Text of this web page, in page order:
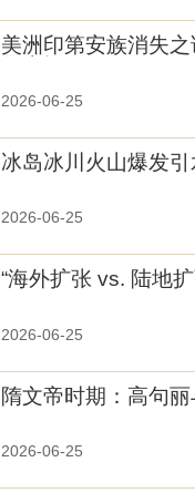
美洲印第安族消失之
2026-06-25
冰岛冰川火山爆发
2026-06-25
“海外扩张 vs. 陆地
2026-06-25
隋文帝时期：高句
2026-06-25